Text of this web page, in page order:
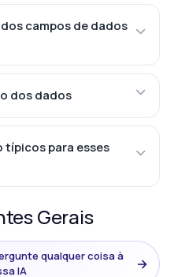
campos de dados
dos dados
típicos para esses
Gerais
qualquer coisa à
IA
→